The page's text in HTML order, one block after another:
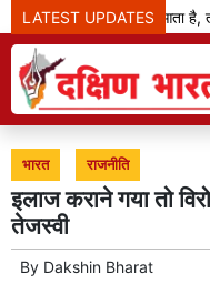
LATEST UPDATES
जब बदलाव का दौर आता है,
भारत राजनीति
इलाज कराने गया तो
तेजस्वी
By Dakshin Bharat